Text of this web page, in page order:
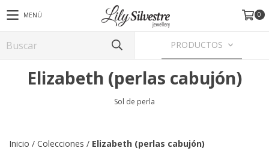
MENÚ 0
PRODUCTOS
Elizabeth (perlas cabujón)
Sol de perla
Inicio / Colecciones / Elizabeth (perlas cabujón)